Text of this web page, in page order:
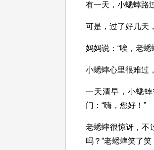
有一天，小蟋蟀路
可是，过了好几天
妈妈说：“唉，老
小蟋蟀心里很难过
一天清早，小蟋
门：“嗨，您好！”
老蟋蟀很惊讶，不
吗？”老蟋蟀笑了